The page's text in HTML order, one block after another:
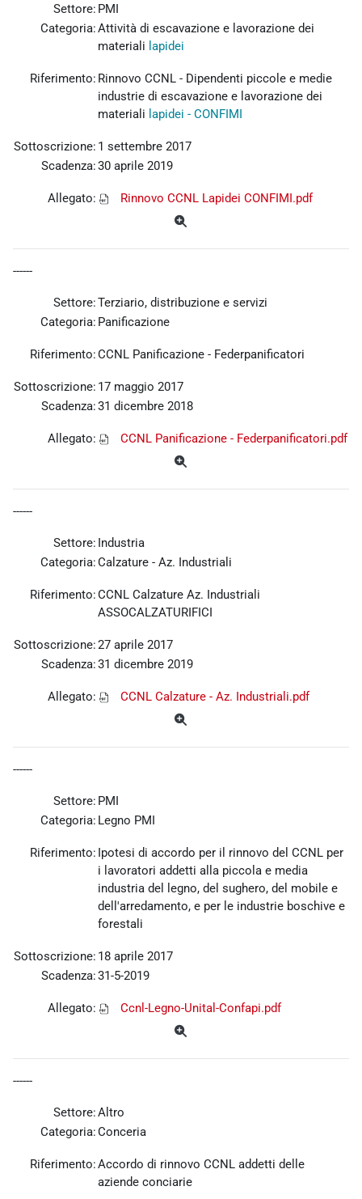
Settore: PMI
Categoria:Attività di escavazione e lavorazione dei
materiali lapidei
Riferimento: Rinnovo CCNL - Dipendenti piccole e medie
industrie di escavazione e lavorazione dei
materiali lapidei - CONFIMI
Sottoscrizione: 1 settembre 2017
Scadenza:30 aprile 2019
Allegato: Rinnovo CCNL Lapidei CONFIMI.pdf
------
Settore:Terziario, distribuzione e servizi
Categoria: Panificazione
Riferimento:CCNL Panificazione - Federpanificatori
Sottoscrizione: 17 maggio 2017
Scadenza:31 dicembre 2018
Allegato: CCNL Panificazione - Federpanificatori.pdf
------
Settore: Industria
Categoria:Calzature - Az. Industriali
Riferimento:CCNL Calzature Az. Industriali
ASSOCALZATURIFICI
Sottoscrizione:27 aprile 2017
Scadenza:31 dicembre 2019
Allegato: CCNL Calzature - Az. Industriali.pdf
------
Settore: PMI
Categoria: Legno PMI
Riferimento: Ipotesi di accordo per il rinnovo del CCNL per
i lavoratori addetti alla piccola e media
industria del legno, del sughero, del mobile e
dell'arredamento, e per le industrie boschive e
forestali
Sottoscrizione: 18 aprile 2017
Scadenza:31-5-2019
Allegato: Ccnl-Legno-Unital-Confapi.pdf
------
Settore:Altro
Categoria:Conceria
Riferimento:Accordo di rinnovo CCNL addetti delle
aziende conciarie